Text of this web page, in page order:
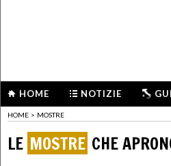
HOME NOTIZIE
HOME > MOSTRE
LE MOSTRE CHE